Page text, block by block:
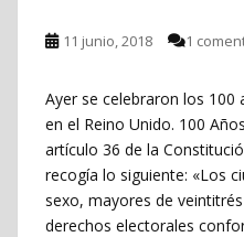
11 junio, 2018 1
Ayer se celebraron los
en el Reino Unido. 100
artículo 36 de la
recogía lo siguiente: «Los
sexo, mayores de
derechos electorales